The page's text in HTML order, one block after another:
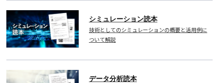
シミュレーション読本
技術としてのシミュレーションの概要と活用例に
ついて解説
データ分析読本